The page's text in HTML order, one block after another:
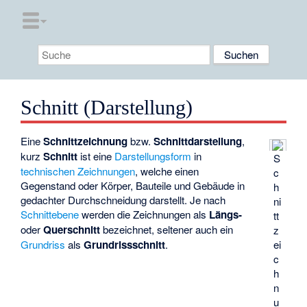
Schnitt (Darstellung)
S
c
h
ni
tt
z
ei
c
h
n
u
EineSchnittzeichnungbzw.Schnittdarstellung,
kurzSchnitt ist eine Darstellungsform in
technischen Zeichnungen, welche einen
Gegenstand oder Körper, Bauteile und Gebäude in
gedachter Durchschneidung darstellt. Je nach
Schnittebenewerden die Zeichnungen als Längs-
oderQuerschnittbezeichnet, seltener auch ein
Grundriss alsGrundrissschnitt.